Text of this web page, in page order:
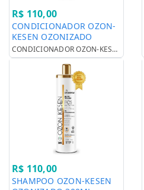
R$ 110,00
CONDICIONADOR OZON-
KESEN OZONIZADO
300ML
CONDICIONADOR OZON-KESEN OZONIZADO 300ML
R$ 110,00
SHAMPOO OZON-KESEN